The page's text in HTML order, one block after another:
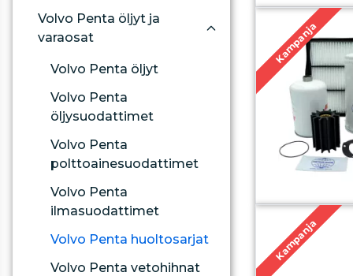
Volvo Penta öljyt ja
varaosat
Volvo Penta öljyt
Volvo Penta
öljysuodattimet
Volvo Penta
polttoainesuodattimet
Volvo Penta
ilmasuodattimet
Volvo Penta huoltosarjat
Volvo Penta vetohihnat
Kampanja
Kampanja